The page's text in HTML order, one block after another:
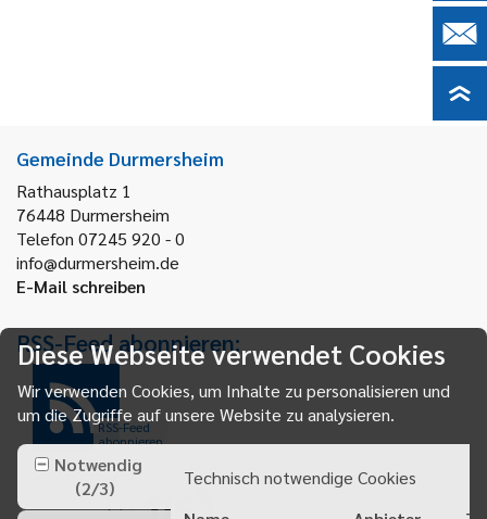
Gemeinde Durmersheim
Rathausplatz 1
76448 Durmersheim
Telefon 07245 920 - 0
info@durmersheim.de
E-Mail schreiben
RSS-Feed abonnieren:
RSS-Feed
abonnieren
Diese Webseite verwendet Cookies
Wir verwenden Cookies, um Inhalte zu personalisieren und
um die Zugriffe auf unsere Website zu analysieren.
Notwendig
(2/3)
Technisch notwendige Cookies